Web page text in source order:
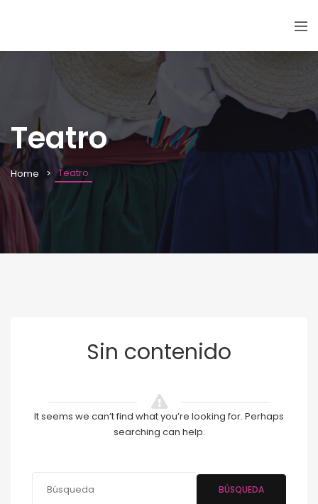
Teatro
Home Teatro
Sin contenido
It seems we can’t find what you’re looking for. Perhaps
searching can help.
BÚSQUEDA